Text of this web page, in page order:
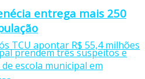
entrega mais 250